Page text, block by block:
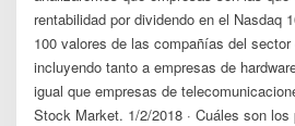
rentabilidad por dividendo en el Nasdaq
100 valores de las compañías del
incluyendo tanto a empresas de
igual que empresas de
Stock Market. 1/2/2018 · Cuáles son